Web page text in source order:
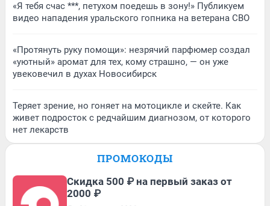
«Я тебя счас ***, петухом поедешь в зону!» Публикуем
видео нападения уральского гопника на ветерана СВО
«Протянуть руку помощи»: незрячий парфюмер создал
«уютный» аромат для тех, кому страшно, — он уже
увековечил в духах Новосибирск
Теряет зрение, но гоняет на мотоцикле и скейте. Как
живет подросток с редчайшим диагнозом, от которого
нет лекарств
ПРОМОКОДЫ
Скидка 500 ₽ на первый заказ от
2000 ₽